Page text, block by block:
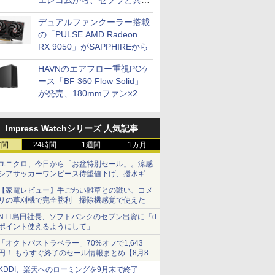
開発
デュアルファンクーラー搭載
の「PULSE AMD Radeon
RX 9050」がSAPPHIREから
HAVNのエアフロー重視PCケ
ース「BF 360 Flow Solid」
が発売、180mmファン×2搭
Impress Watchシリーズ 人気記事
24時間 1週間 1カ月
ニクロ、今日から「お盆特別セール」。涼感
アサッカーワンピース待望値下げ、撥水ギア
ョーツは1990円に
家電レビュー】手ごわい雑草との戦い、コメ
の草刈機で完全勝利 掃除機感覚で使えた
島田社長、ソフトバンクのセブン出資に「d
イント使えるようにして」
オクトパストラベラー」70%オフで1,643
！ もうすぐ終了のセール情報まとめ【8月8日
新】
ンテンドーeショップでは「大神 絶景版」が
、楽天へのローミングを9月末で終了